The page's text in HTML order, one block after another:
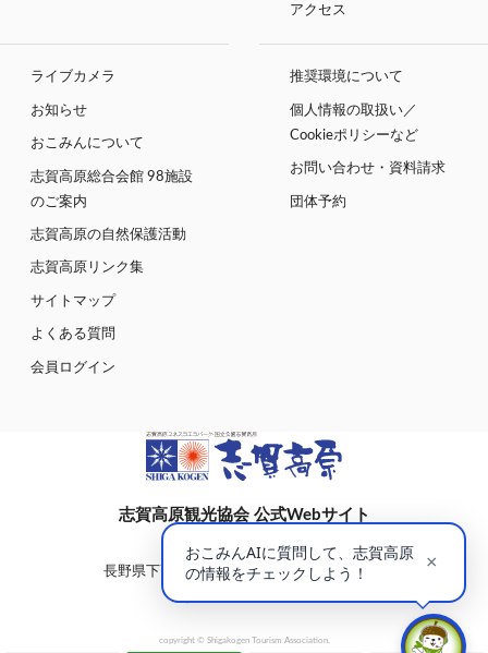
アクセス
ライブカメラ
お知らせ
おこみんについて
志賀高原総合会館 98施設
のご案内
志賀高原の自然保護活動
志賀高原リンク集
サイトマップ
よくある質問
会員ログイン
推奨環境について
個人情報の取扱い／
Cookieポリシーなど
お問い合わせ・資料請求
団体予約
志賀高原観光協会 公式Webサイト
〒381-0401
長野県下高井郡山ノ内町大字平穏7148(蓮池)
志賀高原総合会館98内
copyright © Shigakogen Tourism Association.